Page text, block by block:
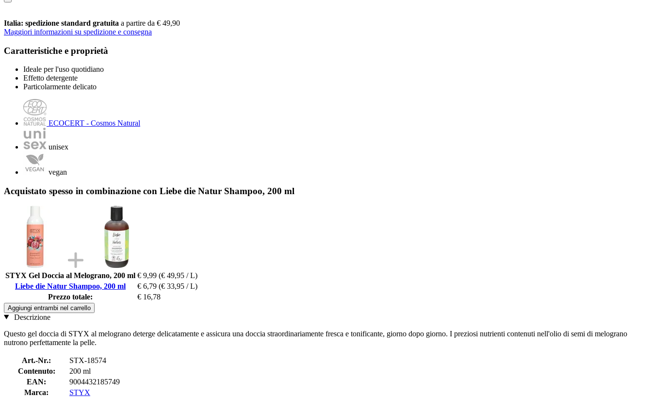
Italia: spedizione standard gratuita a partire da € 49,90
Maggiori informazioni su spedizione e consegna
Caratteristiche e proprietà
Ideale per l'uso quotidiano
Effetto detergente
Particolarmente delicato
ECOCERT - Cosmos Natural
unisex
vegan
Acquistato spesso in combinazione con Liebe die Natur Shampoo, 200 ml
STYX Gel Doccia al Melograno, 200 ml € 9,99 (€ 49,95 / L)
Liebe die Natur Shampoo, 200 ml
€ 6,79 (€ 33,95 / L)
Prezzo totale:
€ 16,78
Aggiungi entrambi nel carrello
Descrizione
Questo gel doccia di STYX al melograno deterge delicatamente e assicura una doccia straordinariamente fresca e tonificante, giorno dopo giorno. I preziosi nutrienti contenuti nell'olio di semi di melograno
nutrono perfettamente la pelle.
Art.-Nr.:
STX-18574
Contenuto:
200 ml
EAN:
9004432185749
Marca:
STYX